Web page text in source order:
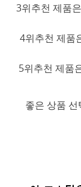
3위추천 제품
4위추천 제품
5위추천 제품
좋은 상품